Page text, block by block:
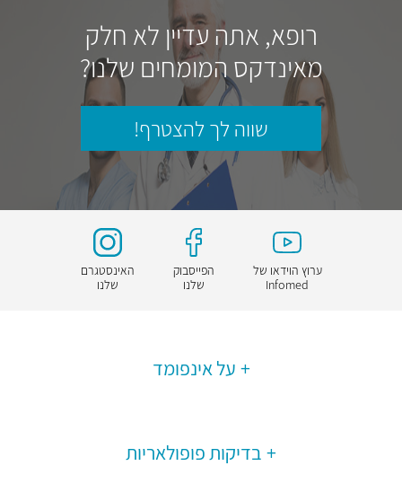
רופא, אתה עדיין לא חלק
מאינדקס המומחים שלנו?
שווה לך להצטרף!
ערוץ הוידאו של
Infomed
הפייסבוק
שלנו
האינסטגרם
שלנו
על אינפומד
בדיקות פופולאריות